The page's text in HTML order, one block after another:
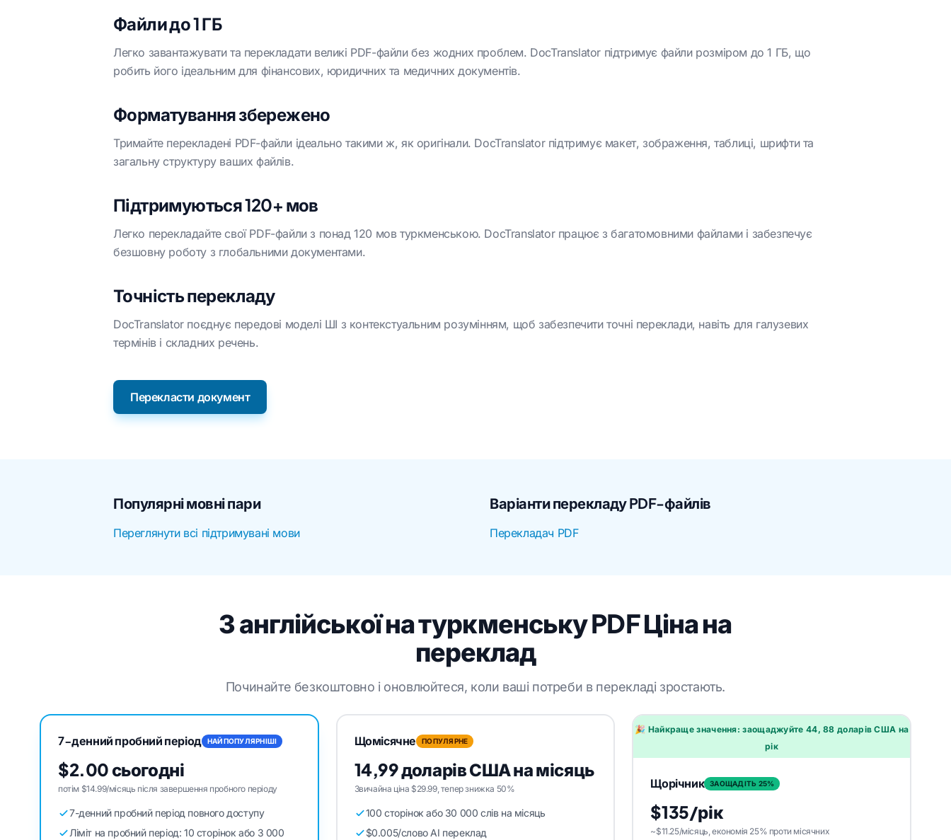
Файли до 1 ГБ
Легко завантажувати та перекладати великі PDF-файли без жодних проблем. DocTranslator підтримує файли розміром до 1 ГБ, що
робить його ідеальним для фінансових, юридичних та медичних документів.
Форматування збережено
Тримайте перекладені PDF-файли ідеально такими ж, як оригінали. DocTranslator підтримує макет, зображення, таблиці, шрифти та
загальну структуру ваших файлів.
Підтримуються 120+ мов
Легко перекладайте свої PDF-файли з понад 120 мов туркменською. DocTranslator працює з багатомовними файлами і забезпечує
безшовну роботу з глобальними документами.
Точність перекладу
DocTranslator поєднує передові моделі ШІ з контекстуальним розумінням, щоб забезпечити точні переклади, навіть для галузевих
термінів і складних речень.
Перекласти документ
Популярні мовні пари
Переглянути всі підтримувані мови
Варіанти перекладу PDF-файлів
Перекладач PDF
З англійської на туркменську PDF Ціна на
переклад
Починайте безкоштовно і оновлюйтеся, коли ваші потреби в перекладі зростають.
7-денний пробний період НАЙПОПУЛЯРНІШІ
$2.00 сьогодні
потім $14.99/місяць після завершення пробного періоду
7-денний пробний період повного доступу
Ліміт на пробний період: 10 сторінок або 3 000
Щомісячне ПОПУЛЯРНЕ
14,99 доларів США на місяць
Звичайна ціна $29.99, тепер знижка 50%
100 сторінок або 30 000 слів на місяць
$0.005/слово AI переклад
🎉 Найкраще значення: заощаджуйте 44, 88 доларів США на
рік
Щорічник ЗАОЩАДІТЬ 25%
$135/рік
~$11.25/місяць, економія 25% проти місячних